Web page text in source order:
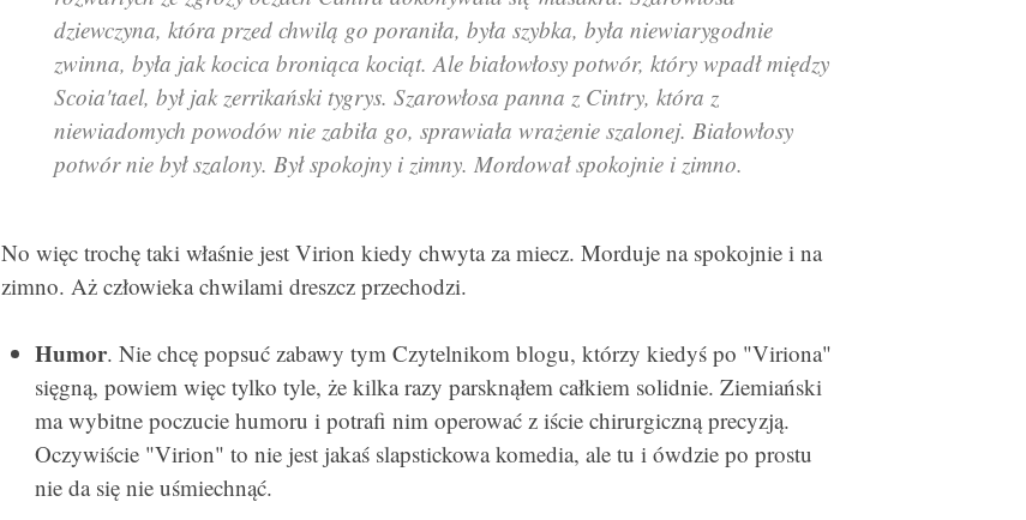
dziewczyna, która przed chwilą go poraniła, była szybka, była niewiarygodnie
zwinna, była jak kocica broniąca kociąt. Ale białowłosy potwór, który wpadł między
Scoia'tael, był jak zerrikański tygrys. Szarowłosa panna z Cintry, która z
niewiadomych powodów nie zabiła go, sprawiała wrażenie szalonej. Białowłosy
potwór nie był szalony. Był spokojny i zimny. Mordował spokojnie i zimno.
No więc trochę taki właśnie jest Virion kiedy chwyta za miecz. Morduje na spokojnie i na
zimno. Aż człowieka chwilami dreszcz przechodzi.
Humor. Nie chcę popsuć zabawy tym Czytelnikom blogu, którzy kiedyś po "Viriona"
sięgną, powiem więc tylko tyle, że kilka razy parsknąłem całkiem solidnie. Ziemiański
ma wybitne poczucie humoru i potrafi nim operować z iście chirurgiczną precyzją.
Oczywiście "Virion" to nie jest jakaś slapstickowa komedia, ale tu i ówdzie po prostu
nie da się nie uśmiechnąć.